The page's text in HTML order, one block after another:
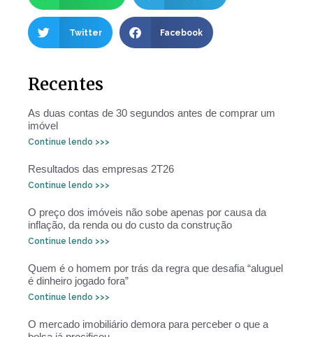
Twitter Facebook
Recentes
As duas contas de 30 segundos antes de comprar um
imóvel
Continue lendo >>>
Resultados das empresas 2T26
Continue lendo >>>
O preço dos imóveis não sobe apenas por causa da
inflação, da renda ou do custo da construção
Continue lendo >>>
Quem é o homem por trás da regra que desafia “aluguel
é dinheiro jogado fora”
Continue lendo >>>
O mercado imobiliário demora para perceber o que a